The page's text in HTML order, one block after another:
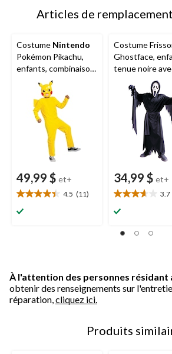
Articles de
Costume Nintendo
Pokémon Pikachu,
enfants, combinaison
jaune avec masque,
tailles variées
49,99 $ et+
4.5 (11)
4.5
étoile(s)
Costume
Ghostface,
tenue noire
masque, tailles
variées
34,99 $ et+
3.7
3.7
étoile(s)
5.
À l'attention des personnes résidant
obtenir des renseignements sur
réparation, cliquez ici.
Produits